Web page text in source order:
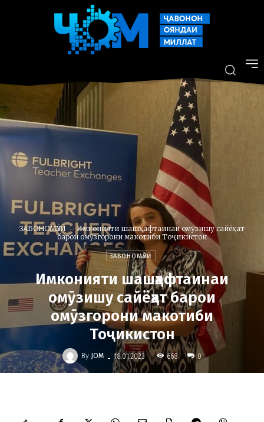
ЗАБОНОМӮЗӢ
Имконияти шашҳафтаинаи омӯзишу сайёҳат
барои омӯзгорони макотиби Тоҷикистон
ЗАБОНОМӮЗӢ
Имконияти шашҳафтаинаи
омӯзишу сайёҳат барои
омӯзгорони макотиби
Тоҷикистон
By JOM - 18.01.2023 668 0